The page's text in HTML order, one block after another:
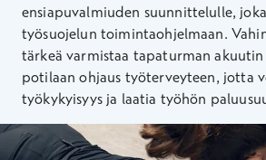
ensiapuvalmiuden suunnittelulle,
työsuojelun toimintaohjelmaan.
tärkeä varmistaa tapaturman
potilaan ohjaus työterveyteen, jotta
työkykyisyys ja laatia työhön